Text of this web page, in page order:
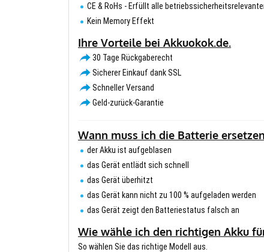
CE & RoHs - Erfüllt alle
Kein Memory Effekt
Ihre Vorteile bei Akkuokok.de.
30 Tage Rückgaberecht
Sicherer Einkauf dank SSL
Schneller Versand
Geld-zurück-Garantie
Wann muss ich die Batterie
der Akku ist aufgeblasen
das Gerät entlädt sich schnell
das Gerät überhitzt
das Gerät kann nicht zu 100 % aufgeladen werden
das Gerät zeigt den Batteriestatus falsch an
Wie wähle ich den richtigen Akku
So wählen Sie das richtige Modell aus.